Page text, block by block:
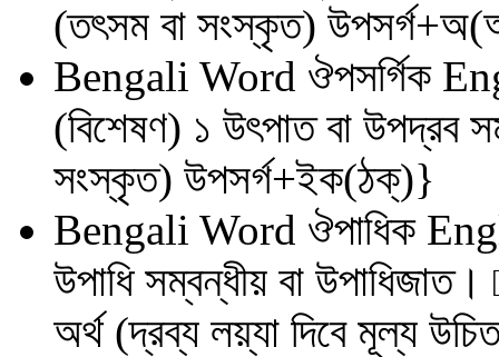
(তৎসম বা সংস্কৃত)
Bengali Word ঔপসর্গিক
(বিশেষণ) ১ উৎপাত বা উপদ্রব
সংস্কৃত) উপসর্গ+ইক(ঠক্)}
Bengali Word ঔপাধিক
উপাধি সম্বন্ধীয় বা
অর্থ (দ্রব্য লয়্যা দিবে মূল্য